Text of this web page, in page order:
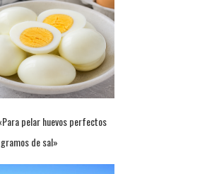
pelar huevos perfectos
de sal»